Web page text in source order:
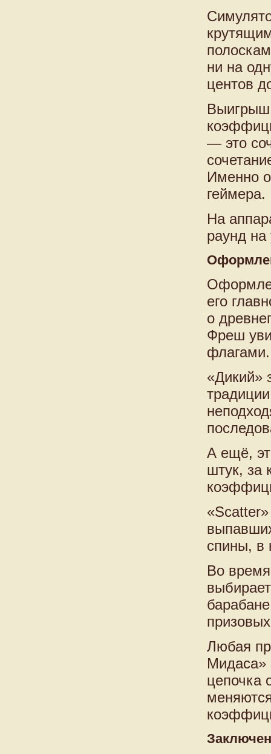
ни на
центов
Выигрыш
— это
Именно
геймера.
На
раунд
его
о
Фреш
флагами.
«Дикий»
А ещё,
штук, за
спины, в
Во
Любая
Мидаса»
цепочка